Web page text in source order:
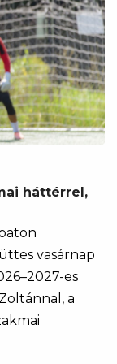
háttérrel,
vasárnap
es
a